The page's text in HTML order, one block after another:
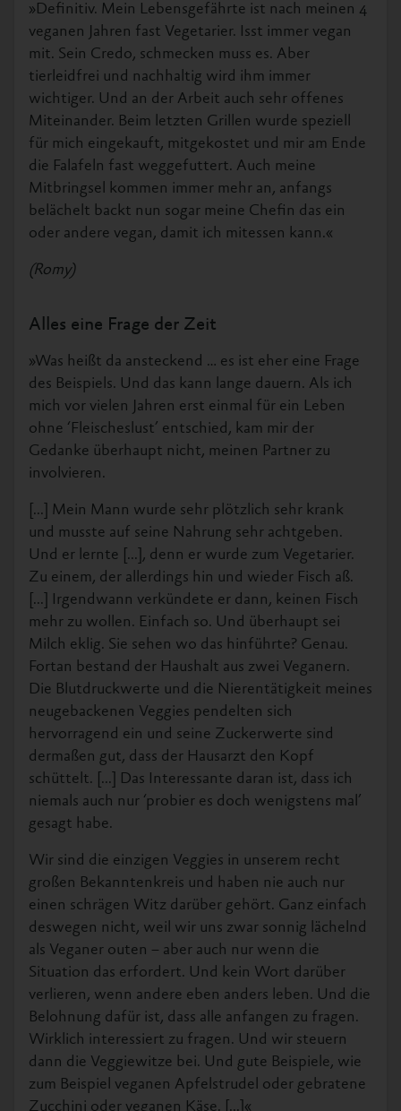
»Definitiv. Mein Lebensgefährte ist nach meinen 4
veganen Jahren fast Vegetarier. Isst immer vegan
mit. Sein Credo, schmecken muss es. Aber
tierleidfrei und nachhaltig wird ihm immer
wichtiger. Und an der Arbeit auch sehr offenes
Miteinander. Beim letzten Grillen wurde speziell
für mich eingekauft, mitgekostet und mir am Ende
die Falafeln fast weggefuttert. Auch meine
Mitbringsel kommen immer mehr an, anfangs
belächelt backt nun sogar meine Chefin das ein
oder andere vegan, damit ich mitessen kann.«
(Romy)
Alles eine Frage der Zeit
»Was heißt da ansteckend … es ist eher eine Frage
des Beispiels. Und das kann lange dauern. Als ich
mich vor vielen Jahren erst einmal für ein Leben
ohne ‘Fleischeslust’ entschied, kam mir der
Gedanke überhaupt nicht, meinen Partner zu
involvieren.
[...] Mein Mann wurde sehr plötzlich sehr krank
und musste auf seine Nahrung sehr achtgeben.
Und er lernte [...], denn er wurde zum Vegetarier.
Zu einem, der allerdings hin und wieder Fisch aß.
[...] Irgendwann verkündete er dann, keinen Fisch
mehr zu wollen. Einfach so. Und überhaupt sei
Milch eklig. Sie sehen wo das hinführte? Genau.
Fortan bestand der Haushalt aus zwei Veganern.
Die Blutdruckwerte und die Nierentätigkeit meines
neugebackenen Veggies pendelten sich
hervorragend ein und seine Zuckerwerte sind
dermaßen gut, dass der Hausarzt den Kopf
schüttelt. [...] Das Interessante daran ist, dass ich
niemals auch nur ‘probier es doch wenigstens mal’
gesagt habe.
Wir sind die einzigen Veggies in unserem recht
großen Bekanntenkreis und haben nie auch nur
einen schrägen Witz darüber gehört. Ganz einfach
deswegen nicht, weil wir uns zwar sonnig lächelnd
als Veganer outen – aber auch nur wenn die
Situation das erfordert. Und kein Wort darüber
verlieren, wenn andere eben anders leben. Und die
Belohnung dafür ist, dass alle anfangen zu fragen.
Wirklich interessiert zu fragen. Und wir steuern
dann die Veggiewitze bei. Und gute Beispiele, wie
zum Beispiel veganen Apfelstrudel oder gebratene
Zucchini oder veganen Käse. [...]«